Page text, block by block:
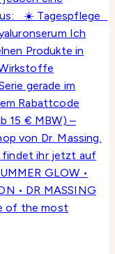
of the most